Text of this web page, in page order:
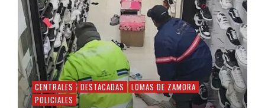
CENTRALES DESTACADAS
LOMAS DE ZAMORA
POLICIALES